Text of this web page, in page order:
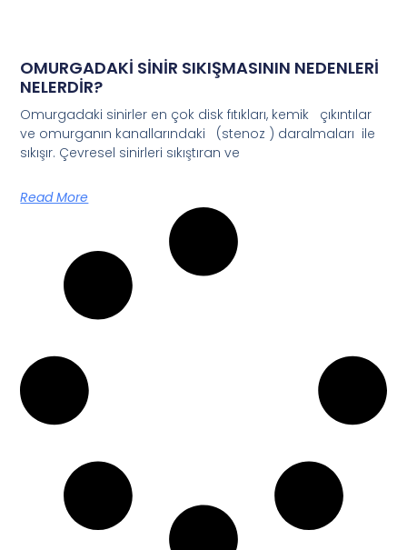
OMURGADAKİ SİNİR SIKIŞMASININ NEDENLERİ
NELERDİR?
Omurgadaki sinirler en çok disk fıtıkları, kemik çıkıntılar
ve omurganın kanallarındaki (stenoz ) daralmaları ile
sıkışır. Çevresel sinirleri sıkıştıran ve
Read More